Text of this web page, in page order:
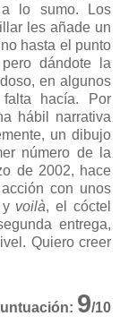
a lo sumo. Los
les añade un
hasta el punto
dándote la
en algunos
hacía. Por
hábil narrativa
un dibujo
número de la
de 2002, hace
con unos
voilà, el cóctel
entrega,
Quiero creer
9/10